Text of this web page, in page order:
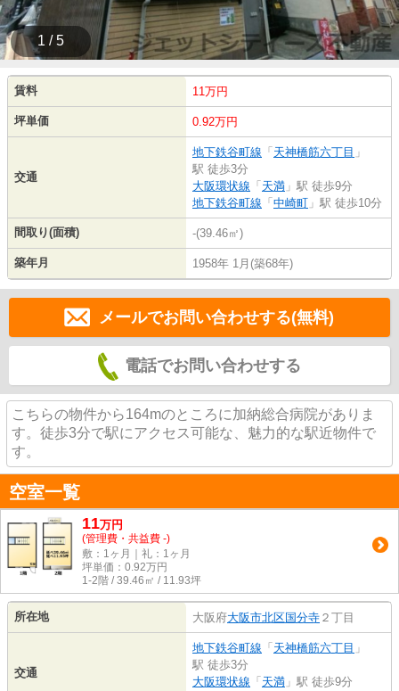
1 / 5
賃料 11万円
坪単価 0.92万円
交通
地下鉄谷町線 「 天神橋筋六丁目 」
駅 徒歩3分
大阪環状線 「 天満 」駅 徒歩9分
地下鉄谷町線 「 中崎町 」駅 徒歩10分
間取り(面積) -(39.46㎡)
築年月 1958年 1月(築68年)
メールでお問い合わせする(無料)
電話でお問い合わせする
こちらの物件から164mのところに加納総合病院がありま
す。徒歩3分で駅にアクセス可能な、魅力的な駅近物件で
す。
空室一覧
11万円
(管理費・共益費 -)
敷：1ヶ月｜礼：1ヶ月
坪単価： 0.92万円
1-2階 / 39.46㎡ / 11.93坪
所在地 大阪府大阪市北区国分寺 ２丁目
交通
地下鉄谷町線 「 天神橋筋六丁目 」
駅 徒歩3分
大阪環状線 「 天満 」駅 徒歩9分